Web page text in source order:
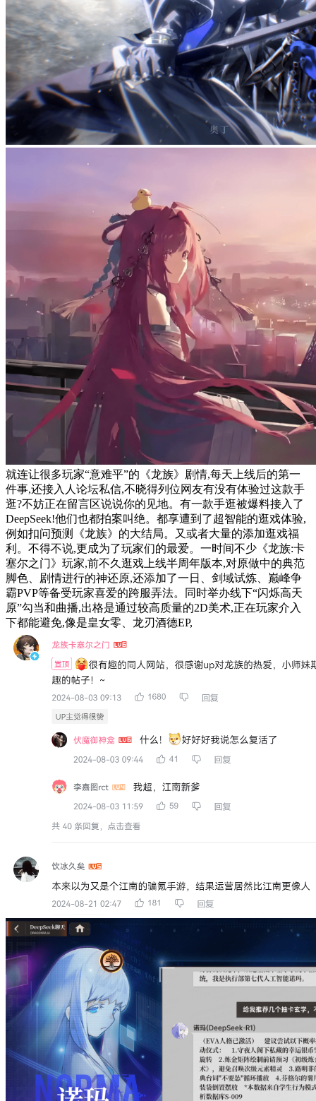
就连让很多玩家“意难平”的《龙族》剧情,每天上线后的第一
件事,还接入人论坛私信,不晓得列位网友有没有体验过这款手
逛?不妨正在留言区说说你的见地。有一款手逛被爆料接入了
DeepSeek!他们也都拍案叫绝。都享遭到了超智能的逛戏体验,
例如扣问预测《龙族》的大结局。又或者大量的添加逛戏福
利。不得不说,更成为了玩家们的最爱。一时间不少《龙族:卡
塞尔之门》玩家,前不久逛戏上线半周年版本,对原做中的典范
脚色、剧情进行的神还原,还添加了一日、剑域试炼、巅峰争
霸PVP等备受玩家喜爱的跨服弄法。同时举办线下“闪烁高天
原”勾当和曲播,出格是通过较高质量的2D美术,正在玩家介入
下都能避免,像是皇女零、龙刃酒德EP,